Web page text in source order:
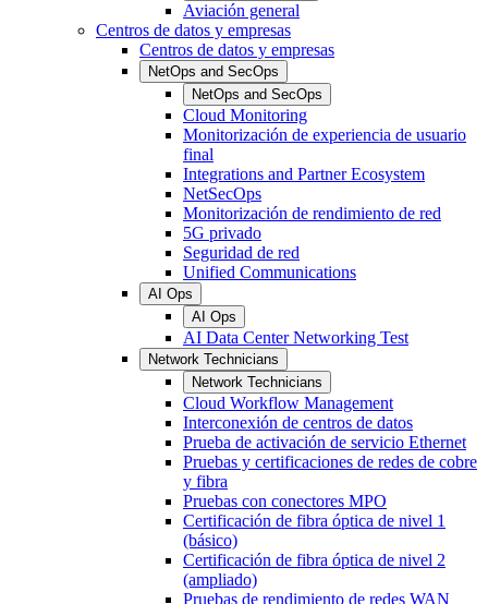
Aviación general
Centros de datos y empresas
Centros de datos y empresas
NetOps and SecOps
NetOps and SecOps
Cloud Monitoring
Monitorización de experiencia de usuario
final
Integrations and Partner Ecosystem
NetSecOps
Monitorización de rendimiento de red
5G privado
Seguridad de red
Unified Communications
AI Ops
AI Ops
AI Data Center Networking Test
Network Technicians
Network Technicians
Cloud Workflow Management
Interconexión de centros de datos
Prueba de activación de servicio Ethernet
Pruebas y certificaciones de redes de cobre
y fibra
Pruebas con conectores MPO
Certificación de fibra óptica de nivel 1
(básico)
Certificación de fibra óptica de nivel 2
(ampliado)
Pruebas de rendimiento de redes WAN